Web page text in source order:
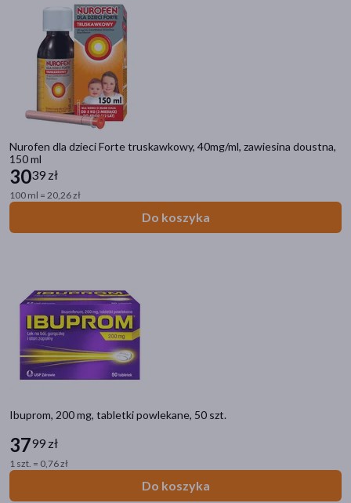
Nurofen dla dzieci Forte truskawkowy, 40mg/ml, zawiesina doustna,
150 ml
3039 zł
100 ml = 20,26 zł
Do koszyka
Ibuprom, 200 mg, tabletki powlekane, 50 szt.
3799 zł
1 szt. = 0,76 zł
Do koszyka